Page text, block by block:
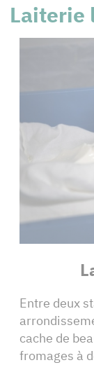
Laiterie
Entre deux
cache de
fromages à